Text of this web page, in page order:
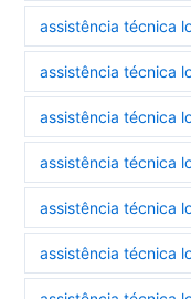
assistência técnica
assistência técnica
assistência técnica
assistência técnica
assistência técnica
assistência técnica